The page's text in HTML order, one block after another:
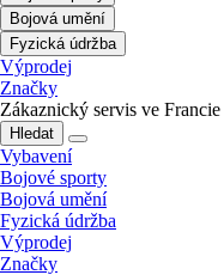
Bojová umění
Fyzická údržba
Výprodej
Značky
Zákaznický servis ve Francie
Hledat
Vybavení
Bojové sporty
Bojová umění
Fyzická údržba
Výprodej
Značky